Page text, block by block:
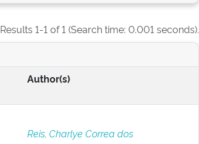
Results 1-1 of 1 (Search time: 0.001 seconds).
Author(s)
Reis, Charlye Correa dos